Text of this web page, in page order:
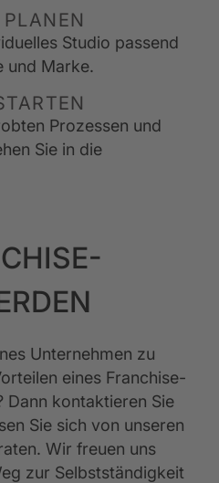
Studio passend
und Marke.
Prozessen und
Sie in die
Unternehmen zu
eines Franchise-
Dann kontaktieren Sie
Sie sich von unseren
Wir freuen uns
zur Selbstständigkeit